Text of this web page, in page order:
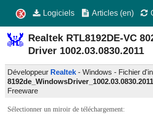
Logiciels Articles (en)
Realtek RTL8192DE-VC
Driver 1002.03.0830.2011
Développeur Realtek- Windows - Fichier
Freeware
Sélectionner un miroir de téléchargement: